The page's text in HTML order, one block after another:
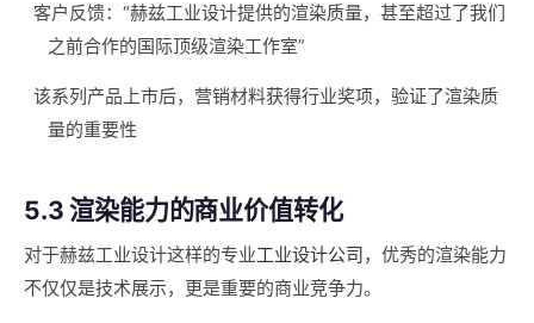
客户反馈：“赫兹工业设计提供的渲染质量，甚至超过了我们
之前合作的国际顶级渲染工作室”
该系列产品上市后，营销材料获得行业奖项，验证了渲染质
量的重要性
5.3 渲染能力的商业价值转化
对于赫兹工业设计这样的专业工业设计公司 ，优秀的渲染能力
不仅仅是技术展示，更是重要的商业竞争力。